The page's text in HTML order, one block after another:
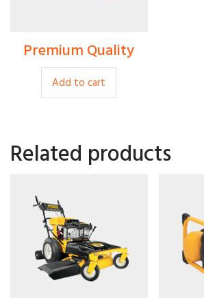
$80.00
Premium Quality
Add to cart
Related products